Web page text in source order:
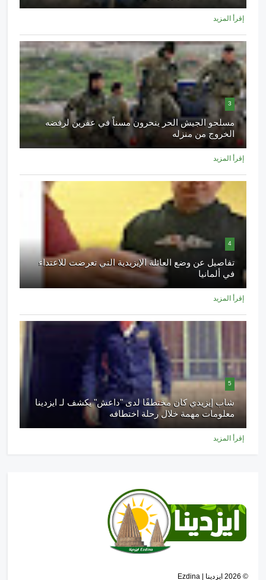
إقرأ المزيد
3
مسلحو الجيش الحر ينحرون مسناً في عفرين لرفضه
الخروج من منزله
إقرأ المزيد
4
تفاصيل عن وضع العائلة الإيزيدية التي تعرضت للاعتداء
في ألمانيا
إقرأ المزيد
5
شاب إيزيدي كان مختطفًا لدى "داعش" يكشف لـ ايزدينا
معلومات مهمة خلال رحلة اختطافه
إقرأ المزيد
©
2026 ايزدينا | Ezdina